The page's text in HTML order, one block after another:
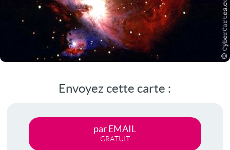
Envoyez cette carte :
par EMAIL
GRATUIT